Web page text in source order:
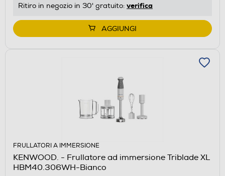
Ritiro in negozio in 30' gratuito: verifica
AGGIUNGI
FRULLATORI A IMMERSIONE
KENWOOD. - Frullatore ad immersione Triblade XL
HBM40.306WH-Bianco